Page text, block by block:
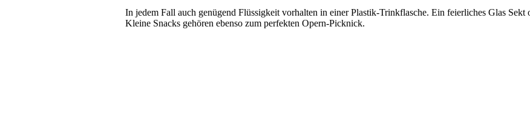
In jedem Fall auch genügend Flüssigkeit vorhalten in einer Plastik-Trinkflasche. Ein feierliches Glas
Kleine Snacks gehören ebenso zum perfekten Opern-Picknick.